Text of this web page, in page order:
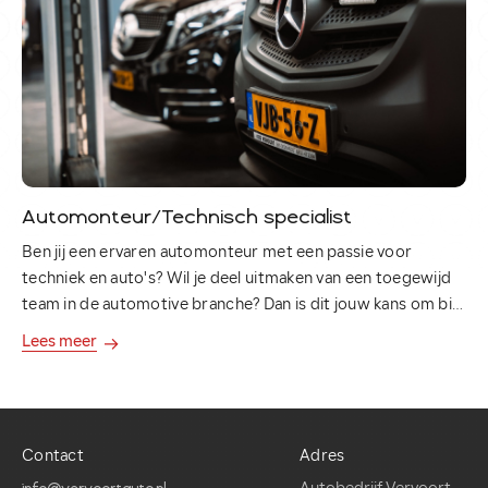
Verkocht
Contact
info@vervoortauto.nl
Autobedrijf Vervoort
5492 TH Sint-Oedenrode
Automonteur/Technisch specialist
Ben jij een ervaren automonteur met een passie voor
techniek en auto's? Wil je deel uitmaken van een toegewijd
team in de automotive branche? Dan is dit jouw kans om bij
ons autobedrijf aan de slag te gaan!
Lees meer
Contact
Adres